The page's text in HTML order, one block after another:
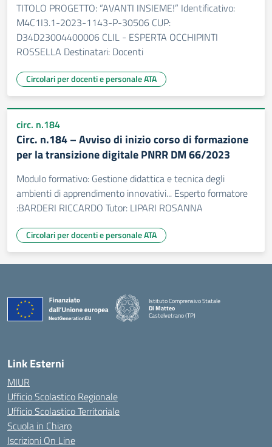
TITOLO PROGETTO: “AVANTI INSIEME!” Identificativo:
M4C1I3.1-2023-1143-P-30506 CUP:
D34D23004400006 CLIL - ESPERTA OCCHIPINTI
ROSSELLA Destinatari: Docenti
Circolari per docenti e personale ATA
circ. n.184
Circ. n.184 – Avviso di inizio corso di formazione
per la transizione digitale PNRR DM 66/2023
Modulo formativo: Gestione didattica e tecnica degli
ambienti di apprendimento innovativi... Esperto formatore
:BARDERI RICCARDO Tutor: LIPARI ROSANNA
Circolari per docenti e personale ATA
Istituto Comprensivo Statale
Di Matteo
Castelvetrano (TP)
Link Esterni
MIUR
Ufficio Scolastico Regionale
Ufficio Scolastico Territoriale
Scuola in Chiaro
Iscrizioni On Line